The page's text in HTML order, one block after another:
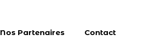
Nos Partenaires Contact